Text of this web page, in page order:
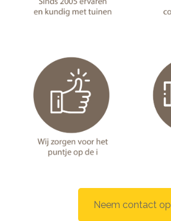
Neem contact op